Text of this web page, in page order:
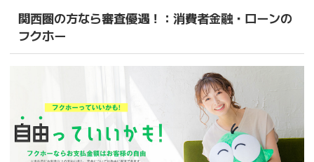
関西圏の方なら審査優遇！：消費者金融・ローンの
フクホー